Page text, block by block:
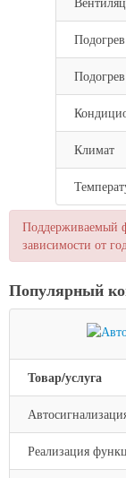
Климат
Поддерживаемый
зависимости от
Популярный
Товар/услуга
Реализация